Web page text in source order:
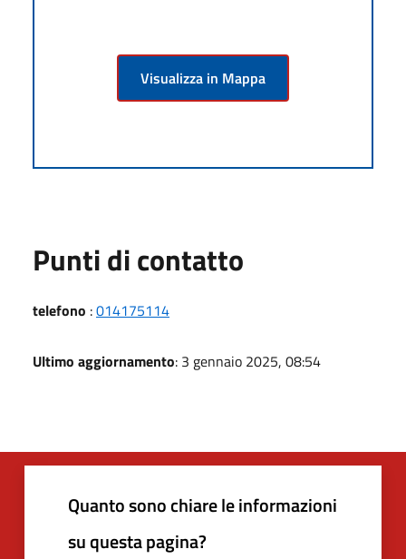
Visualizza in Mappa
Punti di contatto
telefono :014175114
Ultimo aggiornamento: 3 gennaio 2025, 08:54
Quanto sono chiare le informazioni
su questa pagina?